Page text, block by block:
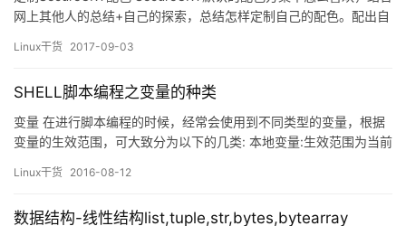
网上其他人的总结+自己的探索，总结怎样定制自己的配色。配出自
果图 图中个文件的类型： compress.tar.gz 压缩文件 directory 目
Linux干货 2017-09-03
SHELL脚本编程之变量的种类
变量 在进行脚本编程的时候，经常会使用到不同类型的变量，根据
变量的生效范围，可大致分为以下的几类: 本地变量:生效范围为当前
子shell进程都是无效的，它的作用域就是当前shell进程 环境变量:生
程中某…
Linux干货 2016-08-12
数据结构-线性结构list,tuple,str,bytes,bytearray